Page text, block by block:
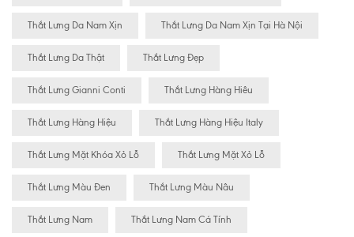
Thắt Lưng Da Nam Xịn Thắt Lưng Da Nam Xịn Tại Hà Nội
Thắt Lưng Da Thật Thắt Lưng Đẹp
Thắt Lưng Gianni Conti Thắt Lưng Hàng Hiêu
Thắt Lưng Hàng Hiệu Thắt Lưng Hàng Hiệu Italy
Thắt Lưng Mặt Khóa Xỏ Lỗ Thắt Lưng Mặt Xỏ Lỗ
Thắt Lưng Màu Đen Thắt Lưng Màu Nâu
Thắt Lưng Nam Thắt Lưng Nam Cá Tính